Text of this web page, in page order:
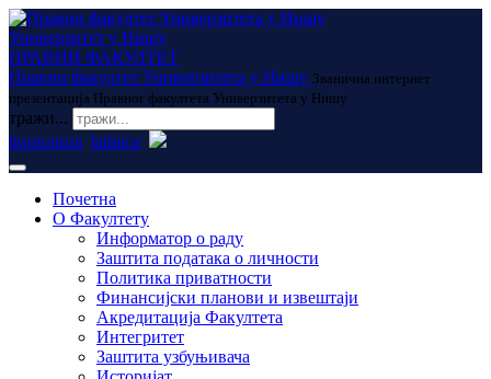
Универзитет у Нишу
ПРАВНИ ФАКУЛТЕТ
Правни факултет Универзитета у Нишу Званична интернет
презентација Правног факултета Универзитета у Нишу
тражи...
ћирилица latinica
Почетна
О Факултету
Информатор о раду
Заштита података о личности
Политика приватности
Финансијски планови и извештаји
Акредитација Факултета
Интегритет
Заштита узбуњивача